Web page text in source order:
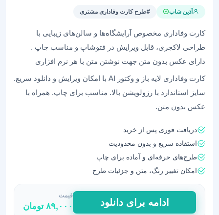
آذین شاپ #طرح کارت وفاداری مشتری
کارت وفاداری مخصوص آرایشگاه‌ها و سالن‌های زیبایی با
طراحی لاکچری، قابل ویرایش در فتوشاپ و مناسب چاپ .
دارای عکس بدون متن جهت نوشتن متن با هر نرم افزاری
کارت وفاداری لایه باز و وکتور AI با امکان ویرایش و دانلود سریع.
سایز استاندارد با رزولویشن بالا. مناسب برای چاپ. همراه با
عکس بدون متن.
دریافت فوری پس از خرید
استفاده سریع و بدون محدودیت
طرح‌های حرفه‌ای و آماده برای چاپ
امکان تغییر رنگ، متن و جزئیات طرح
کارت
وفاداری
ادامه برای دانلود
قیمت
۸۹,۰۰۰ تومان